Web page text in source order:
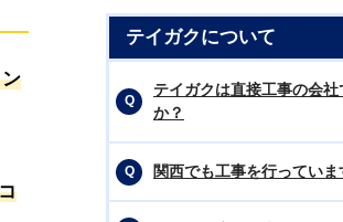
テイガクについて
テイガクは直接工事の会社
か？
関西でも工事を行っていま